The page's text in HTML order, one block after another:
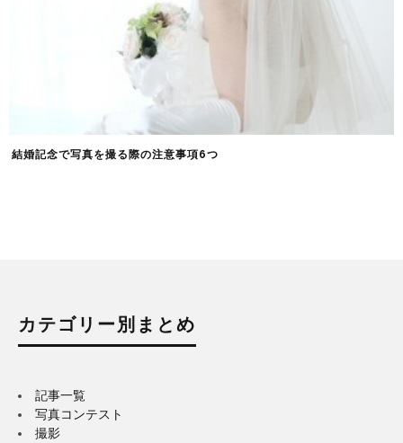
結婚記念で写真を撮る際の注意事項6つ
カテゴリー別まとめ
記事一覧
写真コンテスト
撮影